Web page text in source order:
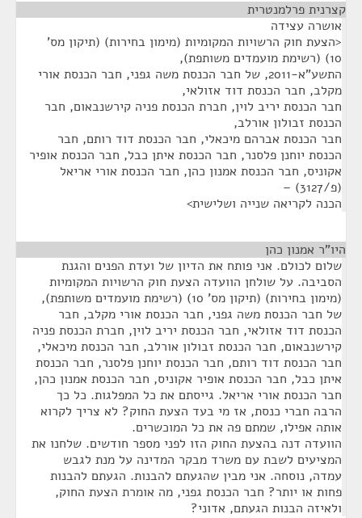
קצרנית פרלמנטרית
אושרה עצידה
<הצעת חוק הרשויות המקומיות (מימון בחירות) (תיקון מס'
10) (רשימת מועמדים משותפת),
התשע"א-2011, של חבר הכנסת משה גפני, חבר הכנסת אורי
מקלב, חבר הכנסת דוד אזולאי,
חבר הכנסת יריב לוין, חברת הכנסת פניה קירשנבאום, חבר
הכנסת זבולון אורלב,
חבר הכנסת אברהם מיכאלי, חבר הכנסת דוד רותם, חבר
הכנסת יוחנן פלסנר, חבר הכנסת איתן כבל, חבר הכנסת אופיר
אקוניס, חבר הכנסת אמנון כהן, חבר הכנסת אורי אריאל
(פ/3127) –
הכנה לקריאה שנייה ושלישית>
היו"ר אמנון כהן
שלום לכולם. אני פותח את הדיון של ועדת הפנים והגנת
הסביבה. על שולחן הוועדה הצעת חוק הרשויות המקומיות
(מימון בחירות) (תיקון מס' 10) (רשימת מועמדים משותפת),
של חבר הכנסת משה גפני, חבר הכנסת אורי מקלב, חבר
הכנסת דוד אזולאי, חבר הכנסת יריב לוין, חברת הכנסת פניה
קירשנבאום, חבר הכנסת זבולון אורלב, חבר הכנסת מיכאלי,
חבר הכנסת דוד רותם, חבר הכנסת יוחנן פלסנר, חבר הכנסת
איתן כבל, חבר הכנסת אופיר אקוניס, חבר הכנסת אמנון כהן,
חבר הכנסת אורי אריאל. גייסתם את כל המפלגות. כל כך
הרבה חברי כנסת, אז מי בעד הצעת החוק? לא צריך לקרוא
אותה אפילו, שמתם פה את כל המוכשרים.
הוועדה דנה בהצעת החוק הזו לפני מספר חודשים. שלחנו את
המציעים לשבת עם משרד מבקר המדינה על מנת לגבש
עמדה, נוסחה. אני מבין שהגעתם להבנות. הגעתם להבנות
פחות או יותר? חבר הכנסת גפני, מה אומרת הצעת החוק,
ולאיזה הבנות הגעתם, אדוני?